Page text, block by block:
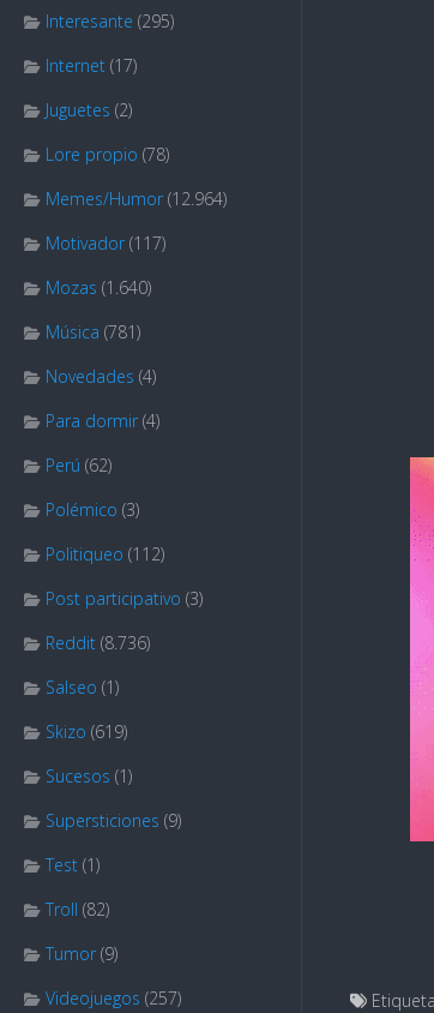
Interesante (295)
Internet (17)
Juguetes (2)
Lore propio (78)
Memes/Humor (12.964)
Motivador (117)
Mozas (1.640)
Música (781)
Novedades (4)
Para dormir (4)
Perú (62)
Polémico (3)
Politiqueo (112)
Post participativo (3)
Reddit (8.736)
Salseo (1)
Skizo (619)
Sucesos (1)
Supersticiones (9)
Test (1)
Troll (82)
Tumor (9)
Videojuegos (257)